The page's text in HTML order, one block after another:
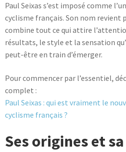
Paul Seixas s’est imposé comme
cyclisme français. Son nom revient
combine tout ce qui attire
résultats, le style et la sensation
peut-être en train d’émerger.
Pour commencer par l’essentiel,
complet :
Paul Seixas : qui est vraiment le
cyclisme français ?
Ses origines et